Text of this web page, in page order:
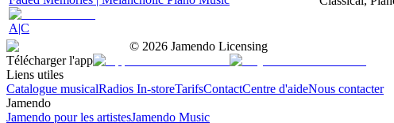
A|C
© 2026 Jamendo Licensing
Télécharger l'app
Liens utiles
Catalogue musicalRadios In-storeTarifsContactCentre d'aideNous contacter
Jamendo
Jamendo pour les artistesJamendo Music